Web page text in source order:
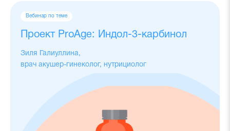
Проект ProAge: Индол-3-карбинол
Вебинар по теме
Зиля Галиуллина,
врач акушер-гинеколог, нутрициолог